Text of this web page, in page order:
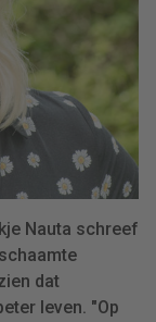
Nauta schreef
dat
leven. "Op